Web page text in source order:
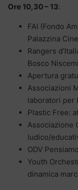
Ore 10,30 – 13:
FAI (Fondo
Palazzina
Rangers
Bosco
Apertura
Associazioni
laboratori per
Plastic Free:
Associazione
ludico/
ODV
Youth
dinamica